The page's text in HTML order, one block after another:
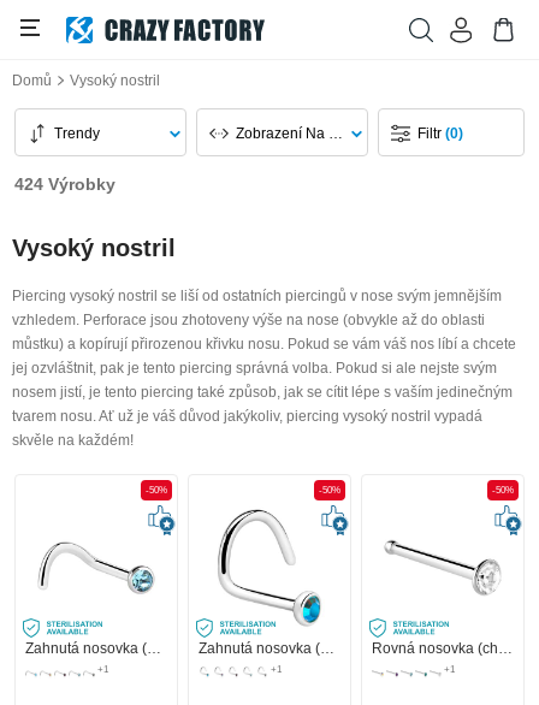
Domů Vysoký nostril
Trendy Zobrazení Na Stránku Filtr(0)
424 Výrobky
Vysoký nostril
Piercing vysoký nostril se liší od ostatních piercingů v nose svým jemnějším
vzhledem. Perforace jsou zhotoveny výše na nose (obvykle až do oblasti
můstku) a kopírují přirozenou křivku nosu. Pokud se vám váš nos líbí a chcete
jej ozvláštnit, pak je tento piercing správná volba. Pokud si ale nejste svým
nosem jistí, je tento piercing také způsob, jak se cítit lépe s vaším jedinečným
tvarem nosu. Ať už je váš důvod jakýkoliv, piercing vysoký nostril vypadá
skvěle na každém!
-50%
Zahnutá nosovka (chirurgická ocel, stříbrná, lesklý povrch) s krystalovým kamínkem
+1
-50%
Zahnutá nosovka (chirurgická ocel, stříbrná, lesklý povrch) s krystalovým kamínkem
+1
-50%
Rovná nosovka (chirurgická ocel, stříbrná, lesklý povrch) s krystalovým kamínkem
+1